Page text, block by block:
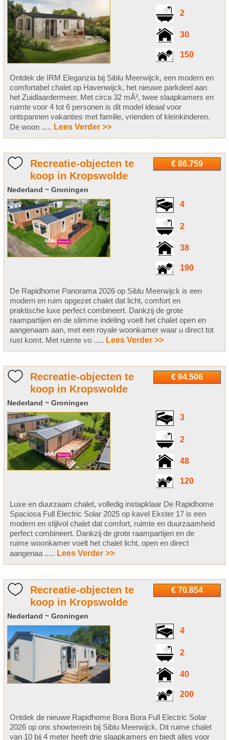
2
30
150
Ontdek de IRM Eleganzia bij Siblu Meerwijck, een modern en
comfortabel chalet op Havenwijck, het nieuwe parkdeel aan
het Zuidlaardermeer. Met circa 32 mÂ², twee slaapkamers en
ruimte voor 4 tot 6 personen is dit model ideaal voor
ontspannen vakanties met familie, vrienden of kleinkinderen.
De woon ..... Lees Verder >>
€ 86.759
Recreatie-objecten te
koop in Kropswolde
Nederland ~ Groningen
4
2
38
190
De Rapidhome Panorama 2026 op Siblu Meerwijck is een
modern en ruim opgezet chalet dat licht, comfort en
praktische luxe perfect combineert. Dankzij de grote
raampartijen en de slimme indeling voelt het chalet open en
aangenaam aan, met een royale woonkamer waar u direct tot
rust komt. Met ruimte vo ..... Lees Verder >>
€ 94.506
Recreatie-objecten te
koop in Kropswolde
Nederland ~ Groningen
3
2
48
120
Luxe en duurzaam chalet, volledig instapklaar De Rapidhome
Spaciosa Full Electric Solar 2025 op kavel Ekster 17 is een
modern en stijlvol chalet dat comfort, ruimte en duurzaamheid
perfect combineert. Dankzij de grote raampartijen en de
ruime woonkamer voelt het chalet licht, open en direct
aangenaa ..... Lees Verder >>
€ 70.854
Recreatie-objecten te
koop in Kropswolde
Nederland ~ Groningen
4
2
40
200
Ontdek de nieuwe Rapidhome Bora Bora Full Electric Solar
2026 op ons showterrein bij Siblu Meerwijck. Dit ruime chalet
van 10 bij 4 meter heeft drie slaapkamers en biedt alles voor